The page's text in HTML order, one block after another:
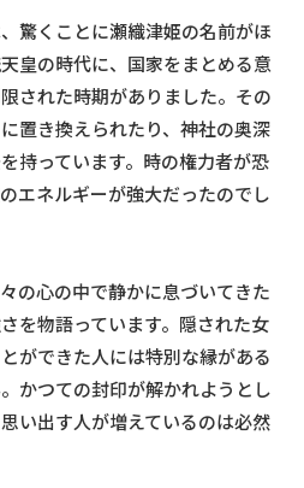
驚くことに瀬織津姫の名前がほ
皇の時代に、国家をまとめる意
された時期がありました。その
置き換えられたり、神社の奥深
持っています。時の権力者が恐
エネルギーが強大だったのでし
の心の中で静かに息づいてきた
を物語っています。隠された女
ができた人には特別な縁がある
かつての封印が解かれようとし
い出す人が増えているのは必然